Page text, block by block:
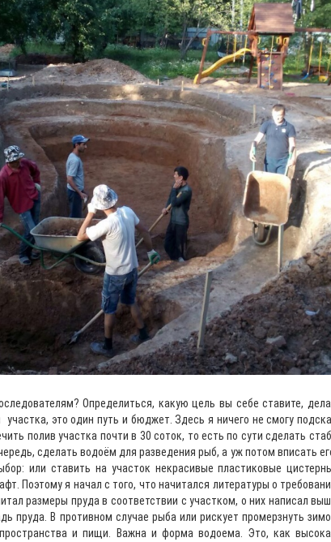
Определиться, какую цель вы себе ставите,
это один путь и бюджет. Здесь я ничего не смогу
полив участка почти в 30 соток, то есть по сути сделать
сделать водоём для разведения рыб, а уж потом вписать
или ставить на участок некрасивые пластиковые
Поэтому я начал с того, что начитался литературы о
размеры пруда в соответствии с участком, о них написал
пруда. В противном случае рыба или рискует промерзнуть
пространства и пищи. Важна и форма водоема. Это, как